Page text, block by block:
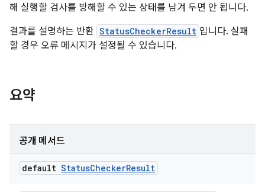
해 실행할 검사를 방해할 수 있는 상태를 남겨 두면 안 됩니다.
결과를 설명하는 반환 StatusCheckerResult 입니다. 실패
할 경우 오류 메시지가 설정될 수 있습니다.
요약
공개 메서드
default StatusCheckerResult